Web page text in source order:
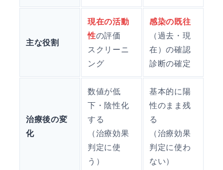
主な役割
現在の活動
性の評価
スクリーニ
ング
感染の既往
（過去・現
在）の確認
診断の確定
治療後の変
化
数値が低
下・陰性化
する
（治療効果
判定に使
う）
基本的に陽
性のまま残
る
（治療効果
判定に使わ
ない）